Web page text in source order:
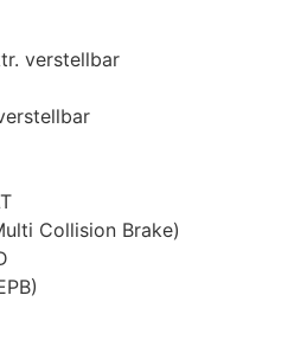
verstellbar
Collision Brake)